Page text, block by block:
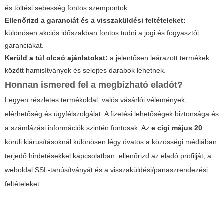
és töltési sebesség fontos szempontok.
Ellenőrizd a garanciát és a visszaküldési feltételeket:
különösen akciós időszakban fontos tudni a jogi és fogyasztói
garanciákat.
Kerüld a túl olcsó ajánlatokat: a jelentősen leárazott termékek
között hamisítványok és selejtes darabok lehetnek.
Honnan ismered fel a megbízható eladót?
Legyen részletes termékoldal, valós vásárlói vélemények,
elérhetőség és ügyfélszolgálat. A fizetési lehetőségek biztonsága és
a számlázási információk szintén fontosak. Az e cigi május 20
körüli kiárusításoknál különösen légy óvatos a közösségi médiában
terjedő hirdetésekkel kapcsolatban: ellenőrizd az eladó profilját, a
weboldal SSL-tanúsítványát és a visszaküldési/panaszrendezési
feltételeket.